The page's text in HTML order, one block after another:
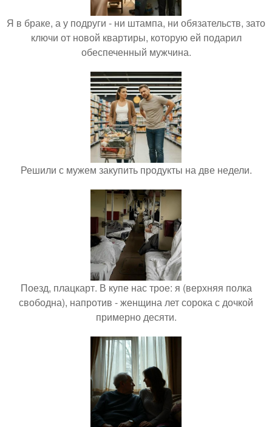
Я в браке, а у подруги - ни штампа, ни обязательств, зато
ключи от новой квартиры, которую ей подарил
обеспеченный мужчина.
Решили с мужем закупить продукты на две недели.
Поезд, плацкарт. В купе нас трое: я (верхняя полка
свободна), напротив - женщина лет сорока с дочкой
примерно десяти.